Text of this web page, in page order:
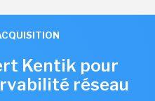
Kentik pour
réseau